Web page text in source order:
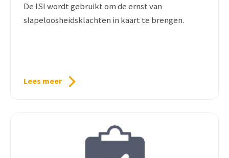
De ISI wordt gebruikt om de ernst van
slapeloosheidsklachten in kaart te brengen.
Lees meer